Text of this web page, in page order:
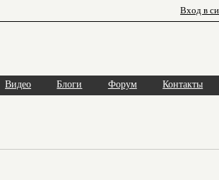
Вход в
Видео Блоги Форум Контакты